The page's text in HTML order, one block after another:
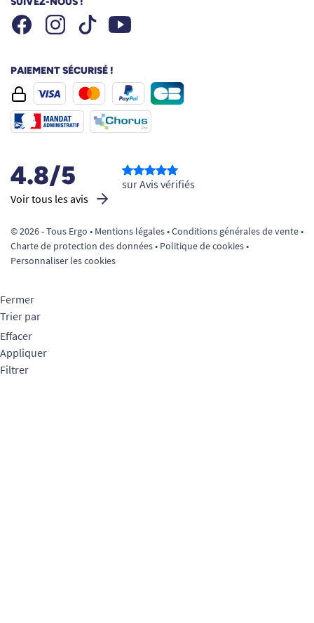
FacebookInstagramTiktok Youtube
PAIEMENT SÉCURISÉ !
4.8/5
Voir tous les avis
sur Avis vérifiés
© 2026 - Tous Ergo • Mentions légales•Conditions générales de vente•
Charte de protection des données• Politique de cookies•
Personnaliser les cookies
Fermer
Trier par
Effacer
Appliquer
Filtrer